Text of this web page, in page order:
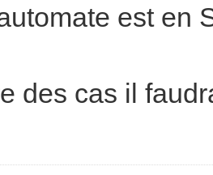
est en
des cas il